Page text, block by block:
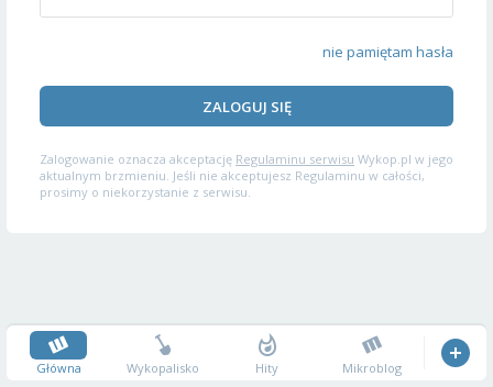
nie pamiętam hasła
ZALOGUJ SIĘ
Zalogowanie oznacza akceptację Regulaminu serwisu Wykop.pl w jego
aktualnym brzmieniu. Jeśli nie akceptujesz Regulaminu w całości,
prosimy o niekorzystanie z serwisu.
Główna Wykopalisko Hity Mikroblog